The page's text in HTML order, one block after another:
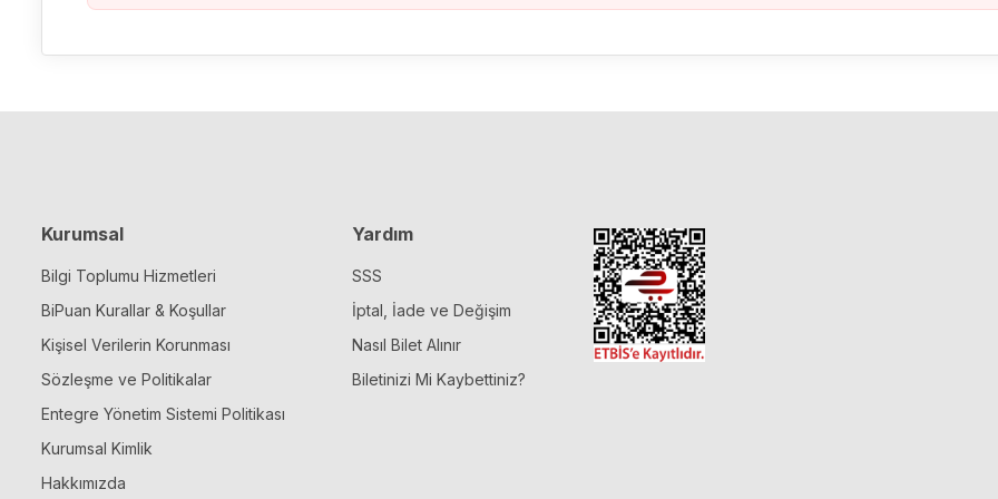
Kurumsal
Bilgi Toplumu Hizmetleri
BiPuan Kurallar & Koşullar
Kişisel Verilerin Korunması
Sözleşme ve Politikalar
Entegre Yönetim Sistemi Politikası
Kurumsal Kimlik
Hakkımızda
Yardım
SSS
İptal, İade ve Değişim
Nasıl Bilet Alınır
Biletinizi Mi Kaybettiniz?